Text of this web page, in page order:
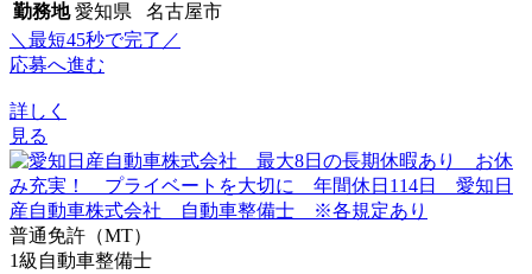
勤務地 愛知県 名古屋市
＼最短45秒で完了／
応募へ進む
詳しく
見る
普通免許（MT）
1級自動車整備士